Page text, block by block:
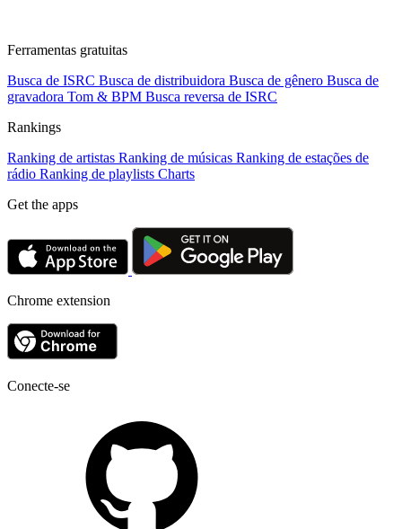
Ferramentas gratuitas
Busca de ISRC Busca de distribuidora Busca de gênero Busca de
gravadora Tom & BPM Busca reversa de ISRC
Rankings
Ranking de artistas Ranking de músicas Ranking de estações de
rádio Ranking de playlists Charts
Get the apps
Chrome extension
Conecte-se